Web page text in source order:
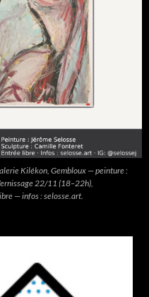
Kilékon, Gembloux — peinture :
22/11 (18–22h),
— infos : selosse.art.